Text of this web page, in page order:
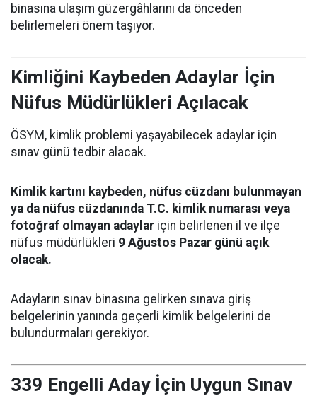
binasına ulaşım güzergâhlarını da önceden
belirlemeleri önem taşıyor.
Kimliğini Kaybeden Adaylar İçin
Nüfus Müdürlükleri Açılacak
ÖSYM, kimlik problemi yaşayabilecek adaylar için
sınav günü tedbir alacak.
Kimlik kartını kaybeden, nüfus cüzdanı bulunmayan
ya da nüfus cüzdanında T.C. kimlik numarası veya
fotoğraf olmayan adaylar için belirlenen il ve ilçe
nüfus müdürlükleri 9 Ağustos Pazar günü açık
olacak.
Adayların sınav binasına gelirken sınava giriş
belgelerinin yanında geçerli kimlik belgelerini de
bulundurmaları gerekiyor.
339 Engelli Aday İçin Uygun Sınav